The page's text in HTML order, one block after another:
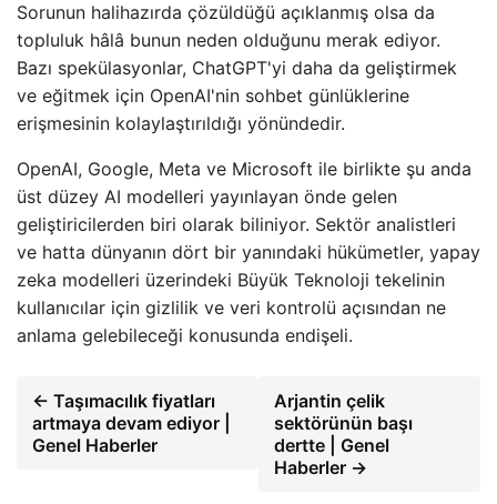
Sorunun halihazırda çözüldüğü açıklanmış olsa da
topluluk hâlâ bunun neden olduğunu merak ediyor.
Bazı spekülasyonlar, ChatGPT'yi daha da geliştirmek
ve eğitmek için OpenAI'nin sohbet günlüklerine
erişmesinin kolaylaştırıldığı yönündedir.
OpenAI, Google, Meta ve Microsoft ile birlikte şu anda
üst düzey AI modelleri yayınlayan önde gelen
geliştiricilerden biri olarak biliniyor. Sektör analistleri
ve hatta dünyanın dört bir yanındaki hükümetler, yapay
zeka modelleri üzerindeki Büyük Teknoloji tekelinin
kullanıcılar için gizlilik ve veri kontrolü açısından ne
anlama gelebileceği konusunda endişeli.
← Taşımacılık fiyatları
artmaya devam ediyor |
Genel Haberler
Arjantin çelik
sektörünün başı
dertte | Genel
Haberler →